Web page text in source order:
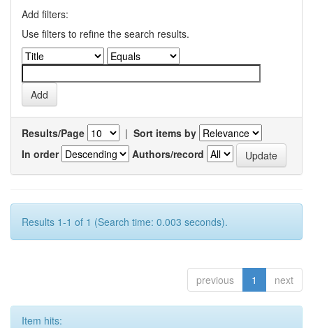
Add filters:
Use filters to refine the search results.
Results/Page | Sort items by
In order
Authors/record
Results 1-1 of 1 (Search time: 0.003 seconds).
previous 1 next
Item hits: